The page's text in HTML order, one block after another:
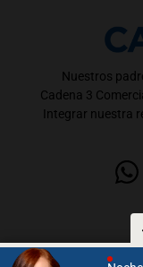
Nuestros
Cadena 3
Integrar nuestra